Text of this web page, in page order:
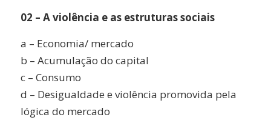
02 – A violência e as estruturas sociais
a – Economia/ mercado
b – Acumulação do capital
c – Consumo
d – Desigualdade e violência promovida pela
lógica do mercado